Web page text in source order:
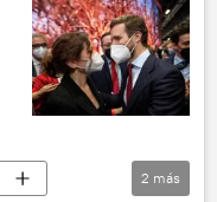
2 más